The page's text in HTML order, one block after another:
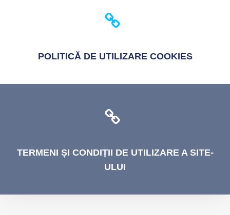
POLITICĂDE UTILIZARE COOKIES
TERMENI ȘI CONDIȚII DE UTILIZARE A SITE-
ULUI